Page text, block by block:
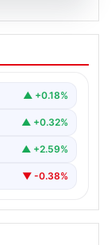
▲ +0.18%
▲ +0.32%
▲ +2.59%
▼ -0.38%